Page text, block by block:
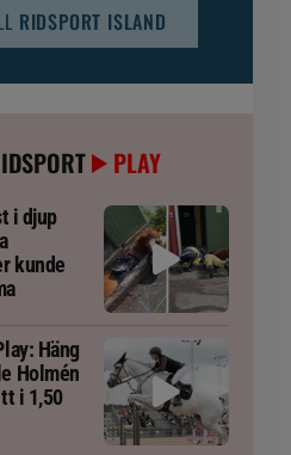
RIDSPORT ISLAND
PLAY
i djup
kunde
Häng
Holmén
i 1,50